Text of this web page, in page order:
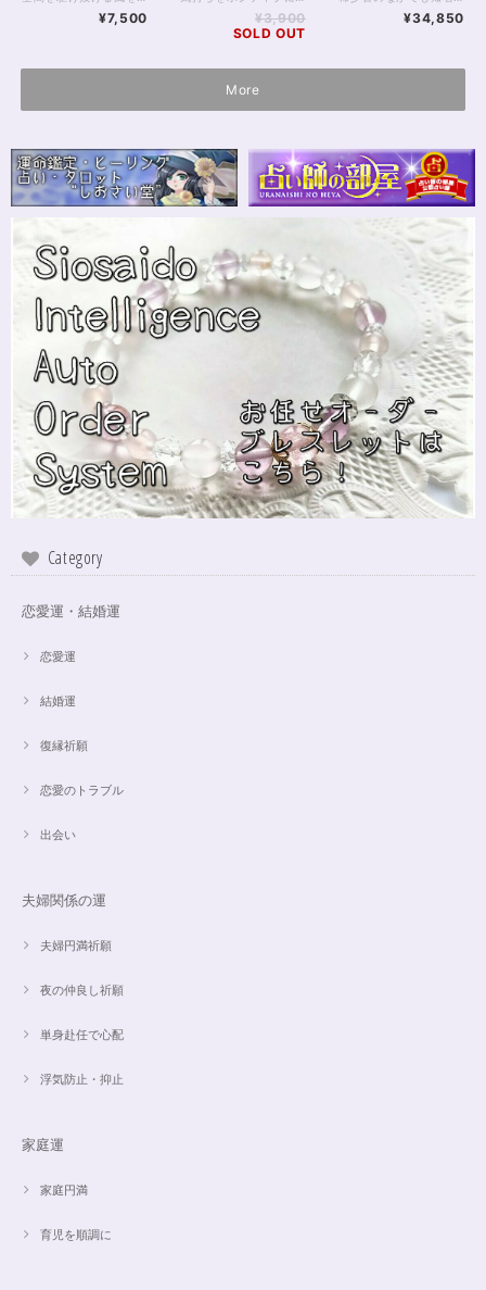
¥7,500
¥3,900
SOLD OUT
¥34,850
More
Category
恋愛運・結婚運
恋愛運
結婚運
復縁祈願
恋愛のトラブル
出会い
夫婦関係の運
夫婦円満祈願
夜の仲良し祈願
単身赴任で心配
浮気防止・抑止
家庭運
家庭円満
育児を順調に